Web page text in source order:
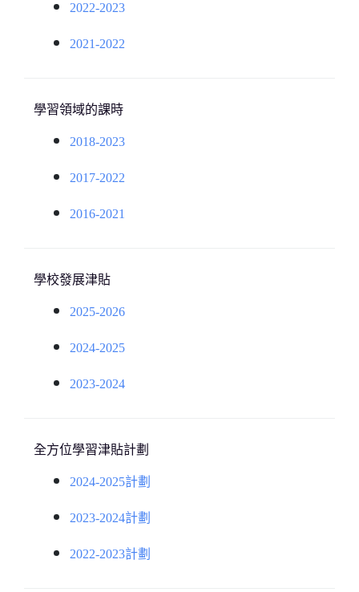
2022-2023
2021-2022
學習領域的課時
2018-2023
2017-2022
2016-2021
學校發展津貼
2025-2026
2024-2025
2023-2024
全方位學習津貼計劃
2024-2025計劃
2023-2024計劃
2022-2023計劃